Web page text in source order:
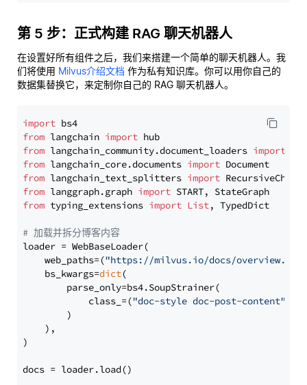
第 5 步：正式构建 RAG 聊天机器人
在设置好所有组件之后，我们来搭建一个简单的聊天机器人。我
们将使用 Milvus介绍文档 作为私有知识库。你可以用你自己的
数据集替换它，来定制你自己的 RAG 聊天机器人。
import
from langchain import
from langchain_community.document_loaders import
from langchain_core.documents import
from langchain_text_splitters import
from langgraph.graph import
from typing_extensions import List, TypedDict
# 加载并拆分博客内容
loader = WebBaseLoader(
    web_paths=(
"https://milvus.io/docs/overview.md"
    bs_kwargs=
dict(
        parse_only=bs4.SoupStrainer(
            class_=(
"doc-style doc-post-content"
        )
    ),
)
docs = loader.load()